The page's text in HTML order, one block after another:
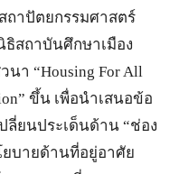
ถาปัตยกรรมศาสตร์
สถาบันศึกษาเมือง
นา “Housing For All
ขึ้น เพื่อนำเสนอข้อ
ลี่ยนประเด็นด้าน “ช่อง
บายด้านที่อยู่อาศัย